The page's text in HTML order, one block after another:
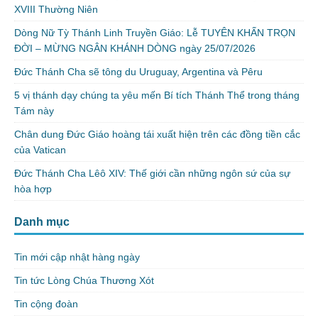
XVIII Thường Niên
Dòng Nữ Tỳ Thánh Linh Truyền Giáo: Lễ TUYÊN KHẤN TRỌN
ĐỜI – MỪNG NGÂN KHÁNH DÒNG ngày 25/07/2026
Đức Thánh Cha sẽ tông du Uruguay, Argentina và Pêru
5 vị thánh dạy chúng ta yêu mến Bí tích Thánh Thể trong tháng
Tám này
Chân dung Đức Giáo hoàng tái xuất hiện trên các đồng tiền cắc
của Vatican
Đức Thánh Cha Lêô XIV: Thế giới cần những ngôn sứ của sự
hòa hợp
Danh mục
Tin mới cập nhật hàng ngày
Tin tức Lòng Chúa Thương Xót
Tin cộng đoàn